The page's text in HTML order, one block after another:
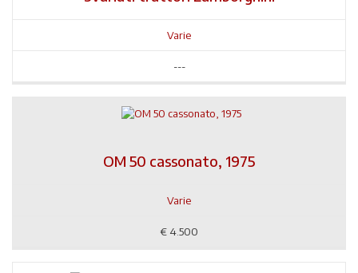
Varie
---
OM 50 cassonato, 1975
Varie
€ 4.500